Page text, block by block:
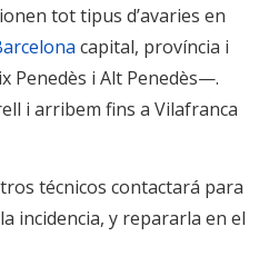
tot tipus d’avaries en
capital, província i
Penedès i Alt Penedès—.
i arribem fins a Vilafranca
técnicos contactará para
incidencia, y repararla en el